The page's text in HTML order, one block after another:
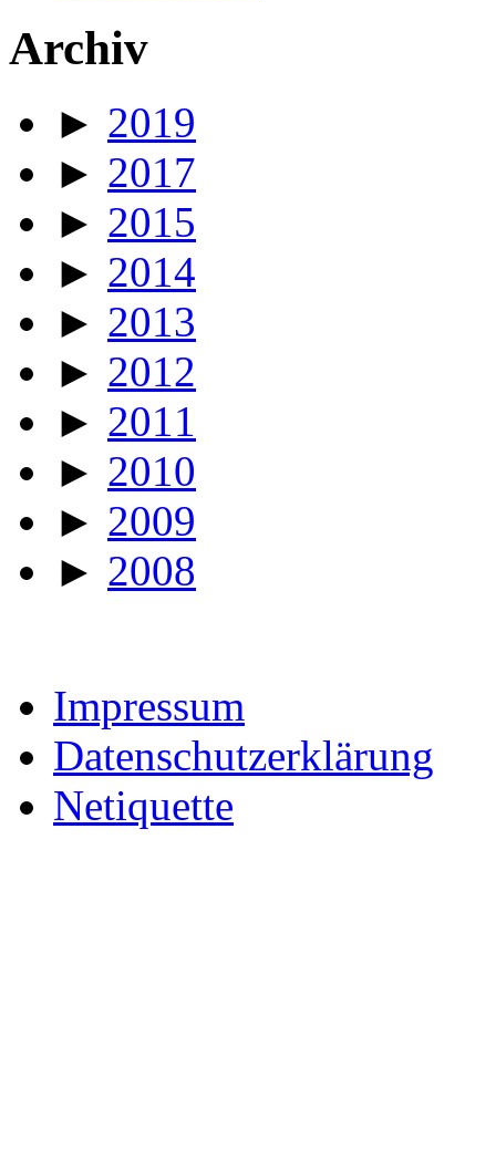
Archiv
► 2019
► 2017
► 2015
► 2014
► 2013
► 2012
► 2011
► 2010
► 2009
► 2008
Impressum
Datenschutzerklärung
Netiquette